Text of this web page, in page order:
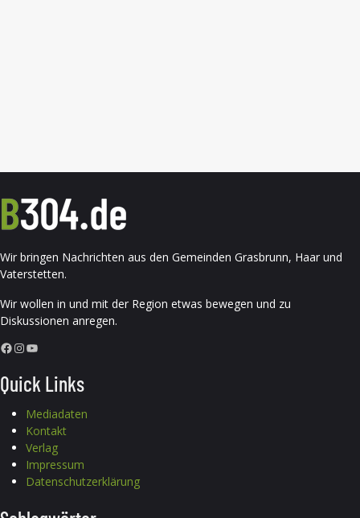
Wir bringen Nachrichten aus den Gemeinden Grasbrunn, Haar und
Vaterstetten.
Wir wollen in und mit der Region etwas bewegen und zu
Diskussionen anregen.
Facebook InstagramYouTube
Quick Links
Mediadaten
Kontakt
Verlag
Impressum
Datenschutzerklärung